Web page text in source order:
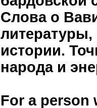
Слова о
истории.
народа и
For a person